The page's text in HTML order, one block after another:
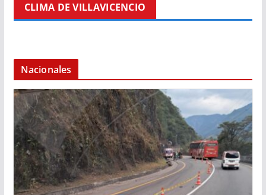
CLIMA DE VILLAVICENCIO
Nacionales